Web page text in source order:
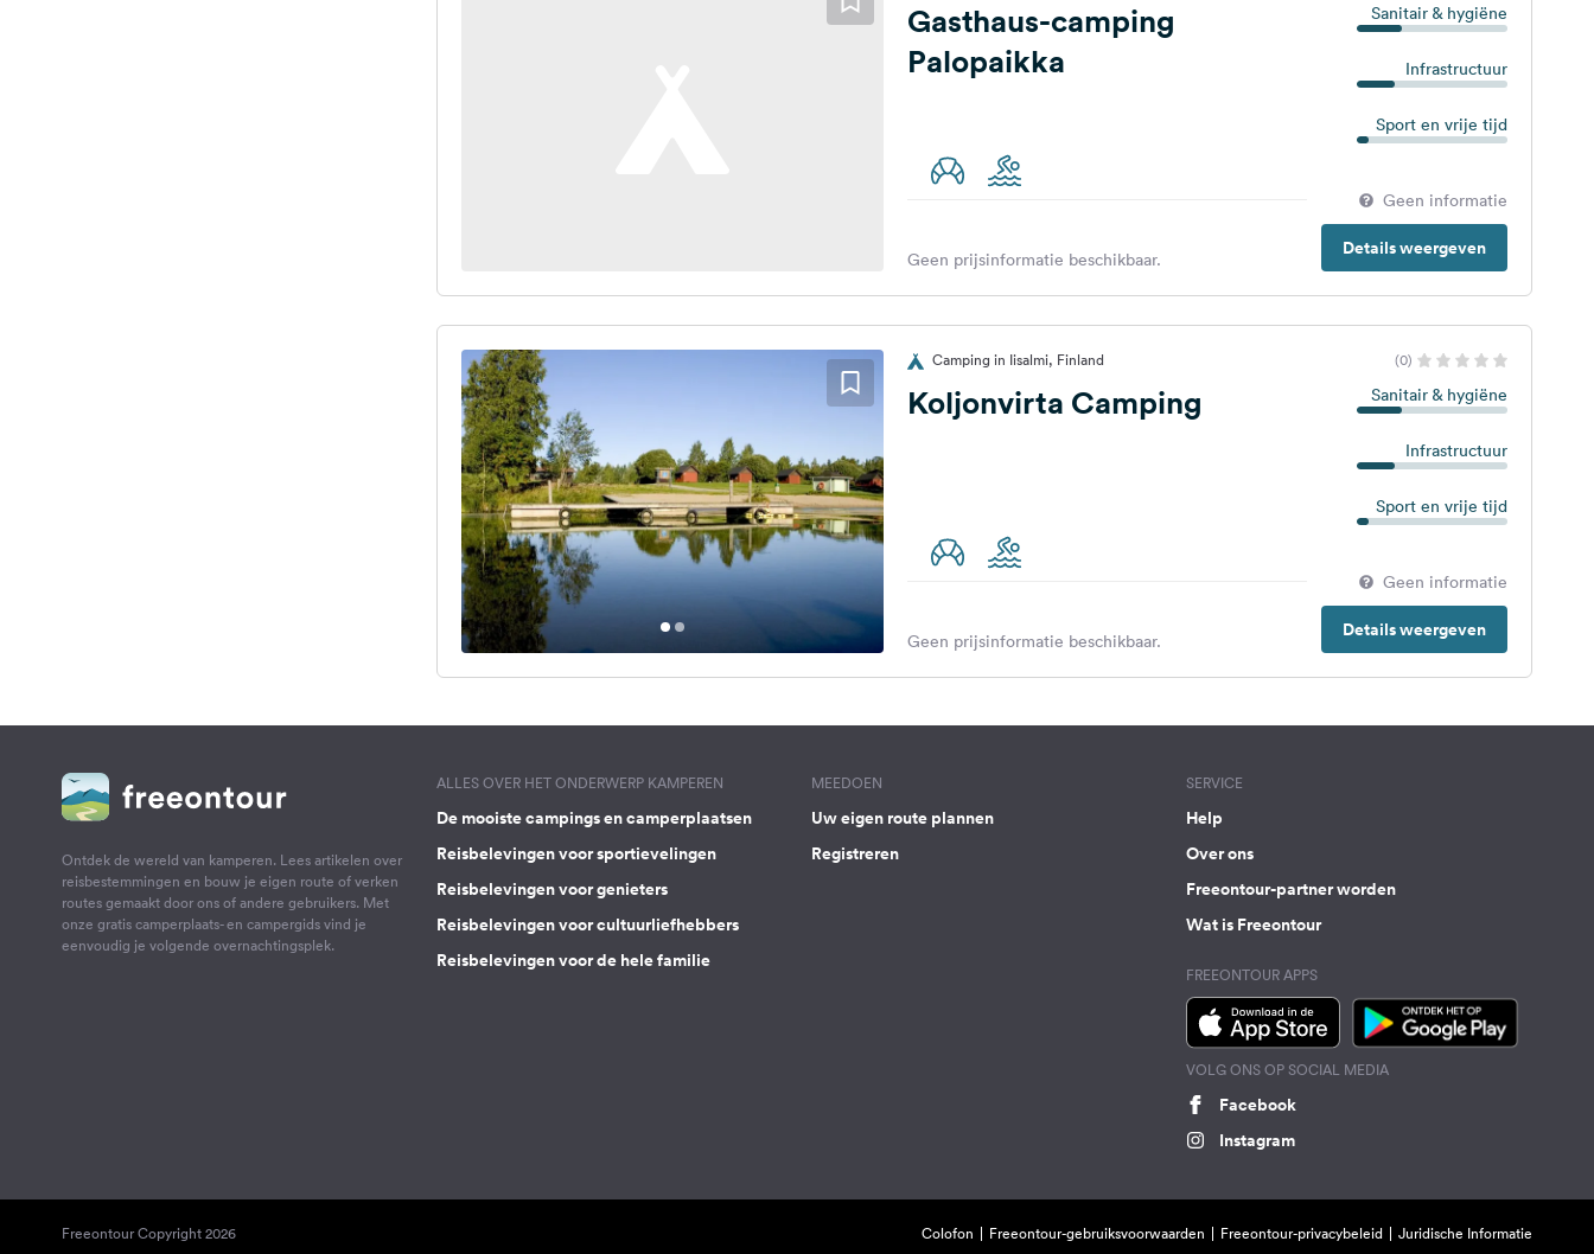
Gasthaus-camping
Palopaikka
Sanitair & hygiëne
Infrastructuur
Sport en vrije tijd
Geen informatie
Details weergeven
Geen prijsinformatie beschikbaar.
Camping in Iisalmi, Finland (0)
Koljonvirta Camping Sanitair & hygiëne
Infrastructuur
Sport en vrije tijd
Geen informatie
Details weergeven
Geen prijsinformatie beschikbaar.
Ontdek de wereld van kamperen. Lees artikelen over
reisbestemmingen en bouw je eigen route of verken
routes gemaakt door ons of andere gebruikers. Met
onze gratis camperplaats- en campergids vind je
eenvoudig je volgende overnachtingsplek.
ALLES OVER HET ONDERWERP KAMPEREN
De mooiste campings en camperplaatsen
Reisbelevingen voor sportievelingen
Reisbelevingen voor genieters
Reisbelevingen voor cultuurliefhebbers
Reisbelevingen voor de hele familie
MEEDOEN
Uw eigen route plannen
Registreren
SERVICE
Help
Over ons
Freeontour-partner worden
Wat is Freeontour
FREEONTOUR APPS
VOLG ONS OP SOCIAL MEDIA
Facebook
Instagram
Freeontour Copyright 2026 Colofon Freeontour-gebruiksvoorwaarden Freeontour-privacybeleid Juridische Informatie